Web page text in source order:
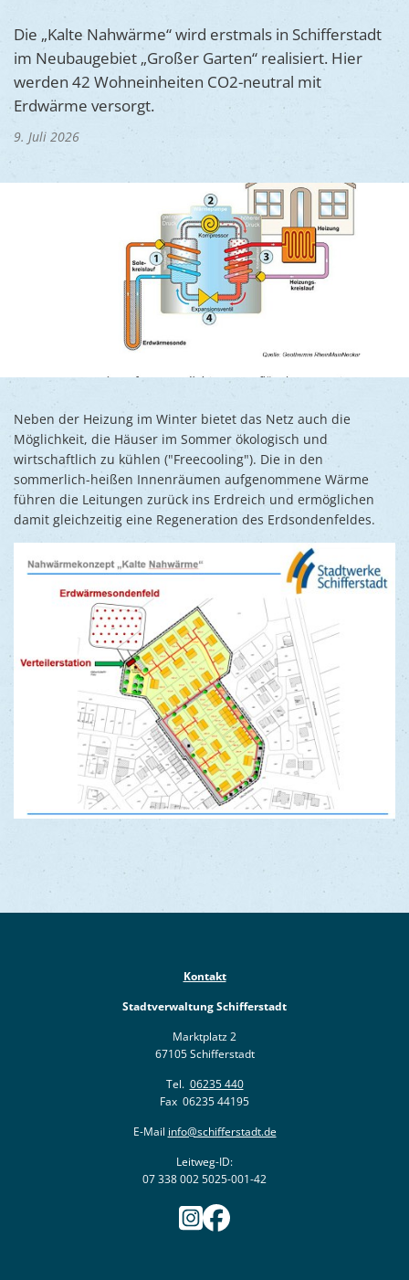
Ukraine
Wir als
Die „Kalte Nahwärme“ wird erstmals in Schifferstadt
im Neubaugebiet „Großer Garten“ realisiert. Hier
werden 42 Wohneinheiten CO2-neutral mit
Erdwärme versorgt.
9. Juli 2026
Neben der Heizung im Winter bietet das Netz auch die
Möglichkeit, die Häuser im Sommer ökologisch und
wirtschaftlich zu kühlen ("Freecooling"). Die in den
sommerlich-heißen Innenräumen aufgenommene Wärme
führen die Leitungen zurück ins Erdreich und ermöglichen
damit gleichzeitig eine Regeneration des Erdsondenfeldes.
Kontakt
Stadtverwaltung Schifferstadt
Marktplatz 2
67105 Schifferstadt
Tel. 06235 440
Fax 06235 44195
E-Mail info@schifferstadt.de
Leitweg-ID:
07 338 002 5025-001-42